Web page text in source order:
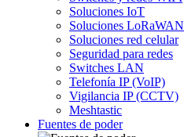
Soluciones IoT
Soluciones LoRaWAN
Soluciones red celular
Seguridad para redes
Switches LAN
Telefonía IP (VoIP)
Vigilancia IP (CCTV)
Meshtastic
Fuentes de poder